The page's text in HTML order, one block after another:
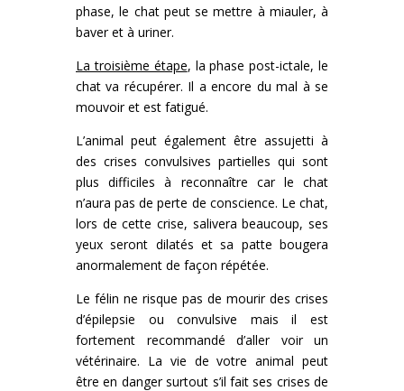
phase, le chat peut se mettre à miauler, à
baver et à uriner.
La troisième étape, la phase post-ictale, le
chat va récupérer. Il a encore du mal à se
mouvoir et est fatigué.
L’animal peut également être assujetti à
des crises convulsives partielles qui sont
plus difficiles à reconnaître car le chat
n’aura pas de perte de conscience. Le chat,
lors de cette crise, salivera beaucoup, ses
yeux seront dilatés et sa patte bougera
anormalement de façon répétée.
Le félin ne risque pas de mourir des crises
d’épilepsie ou convulsive mais il est
fortement recommandé d’aller voir un
vétérinaire. La vie de votre animal peut
être en danger surtout s’il fait ses crises de